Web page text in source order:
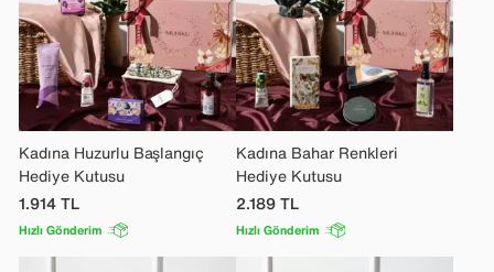
Kadına Huzurlu Başlangıç
Hediye Kutusu
1.914TL
Hızlı Gönderim
Kadına Bahar Renkleri
Hediye Kutusu
2.189TL
Hızlı Gönderim